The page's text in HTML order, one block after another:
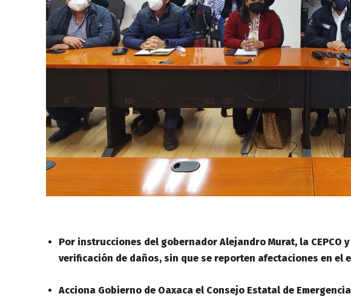
Por instrucciones del gobernador Alejandro Murat, la CEPCO
verificación de daños, sin que se reporten afectaciones en el
Acciona Gobierno de Oaxaca el Consejo Estatal de